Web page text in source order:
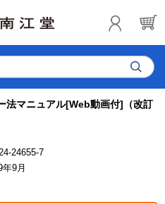
法マニュアル[Web動画付]（改訂
24655-7
9月